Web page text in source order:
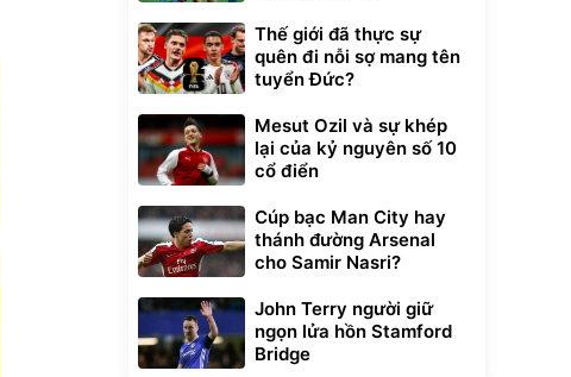
Thế giới đã thực sự
quên đi nỗi sợ mang tên
tuyển Đức?
Mesut Ozil và sự khép
lại của kỷ nguyên số 10
cổ điển
Cúp bạc Man City hay
thánh đường Arsenal
cho Samir Nasri?
John Terry người giữ
ngọn lửa hồn Stamford
Bridge